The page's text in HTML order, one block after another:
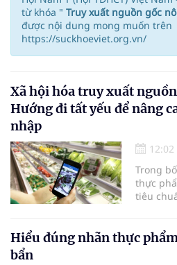
từ khóa " Truy xuất nguồn gốc
được nội dung mong muốn trên
https://suckhoeviet.org.vn/
Xã hội hóa truy xuất
Hướng đi tất yếu để nâng
nhập
12:02
Trong
thực
tiêu
mà đã
đối với
Hiểu đúng nhãn thực
bẩn